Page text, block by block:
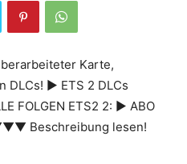
Karte,
DLCs! ► ETS 2 DLCs
FOLGEN ETS2 2: ► ABO
Beschreibung lesen!